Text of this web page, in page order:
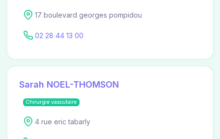
17 boulevard georges pompidou
02 28 44 13 00
Sarah NOEL-THOMSON
Chirurgie vasculaire
4 rue eric tabarly